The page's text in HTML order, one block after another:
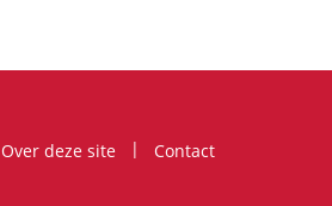
Over deze site
Contact